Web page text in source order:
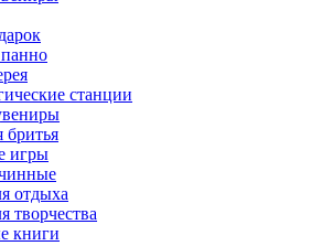
станции
бритья
игры
отдыха
творчества
книги